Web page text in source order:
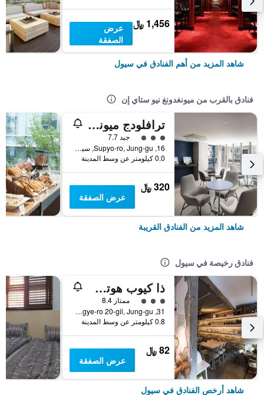
1,456 ﷼
عرض
الصفقة
شاهد المزيد من أهم الفنادق في سيول
فنادق بالقرب من ميونغدونغ نيو ستاي إن
ترافلودج ميونغدونغ نامسان
تقييم فئة 3جيد 7.7
16, Supyo-ro, Jung-gu, سيول, كوريا الجنوبية
0.0 كيلومتر عن وسط المدينة
320 ﷼
عرض الصفقة
شاهد المزيد من الفنادق القريبة
فنادق رخيصة في سيول
ذا كيوب هوتل - دار ضيافة
تقييم فئة 3ممتاز 8.4
31, Toegye-ro 20-gil, Jung-gu, سيول, كوريا الجنوبية
0.8 كيلومتر عن وسط المدينة
82 ﷼
عرض الصفقة
شاهد أرخص الفنادق في سيول